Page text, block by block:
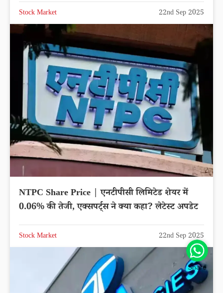
Stock Market 22nd Sep 2025
NTPC Share Price | एनटीपीसी लिमिटेड शेयर में
0.06% की तेजी, एक्सपर्ट्स ने क्या कहा? लेटेस्ट अपडेट
Stock Market 22nd Sep 2025
Share